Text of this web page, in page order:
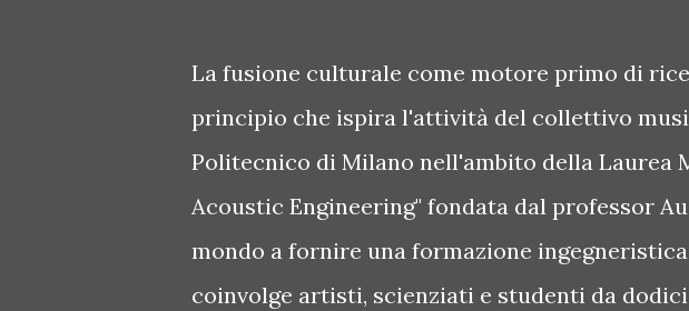
La fusione culturale come motore primo di
principio che ispira l'attività del collettivo
Politecnico di Milano nell'ambito della Laurea
Acoustic Engineering" fondata dal professor
mondo a fornire una formazione
coinvolge artisti, scienziati e studenti da